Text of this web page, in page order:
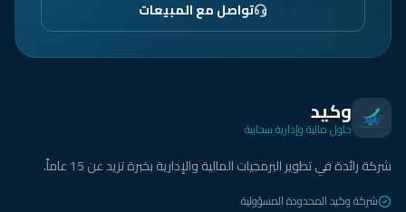
تواصل مع المبيعات
وكيد
حلول مالية وإدارية سحابية
شركة رائدة في تطوير البرمجيات المالية والإدارية بخبرة تزيد عن 15 عاماً.
شركة وكيد المحدودة المسؤولية